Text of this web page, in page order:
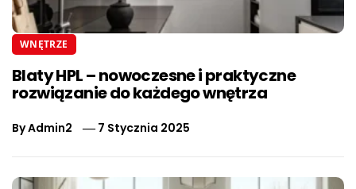
WNĘTRZE
Blaty HPL – nowoczesne i praktyczne
rozwiązanie do każdego wnętrza
ByAdmin2 7 Stycznia 2025